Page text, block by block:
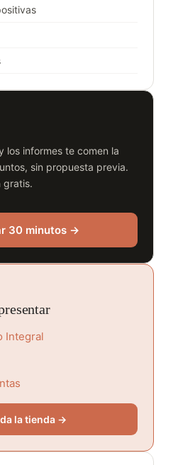
los informes te comen la
sin propuesta previa.
gratis.
30 minutos →
Integral
la tienda →